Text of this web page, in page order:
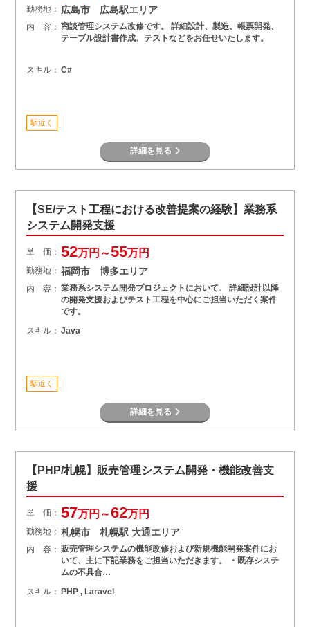
勤務地： 広島市 広島駅エリア
内 容： 商談管理システム改修です。 詳細設計、製造、帳票開発、
テーブル設計書作成、テストなどをお任せいたします。
スキル： C#
駅近く
詳細を見る
【SE/テスト工程における改善提案の経験】業務系
システム開発支援
単 価： 52万円～55万円
勤務地： 福岡市 博多エリア
内 容： 業務系システム開発プロジェクトにおいて、 詳細設計以降
の開発支援およびテスト工程を中心にご担当いただく案件
です。
スキル： Java
駅近く
詳細を見る
【PHP/札幌】販売管理システム開発・機能改善支
援
単 価： 57万円～62万円
勤務地： 札幌市 札幌駅 大通エリア
内 容： 販売管理システムの機能改修および新規機能開発案件にお
いて、主に下記業務をご担当いただきます。 ・既存システ
ムの不具合…
スキル： PHP , Laravel